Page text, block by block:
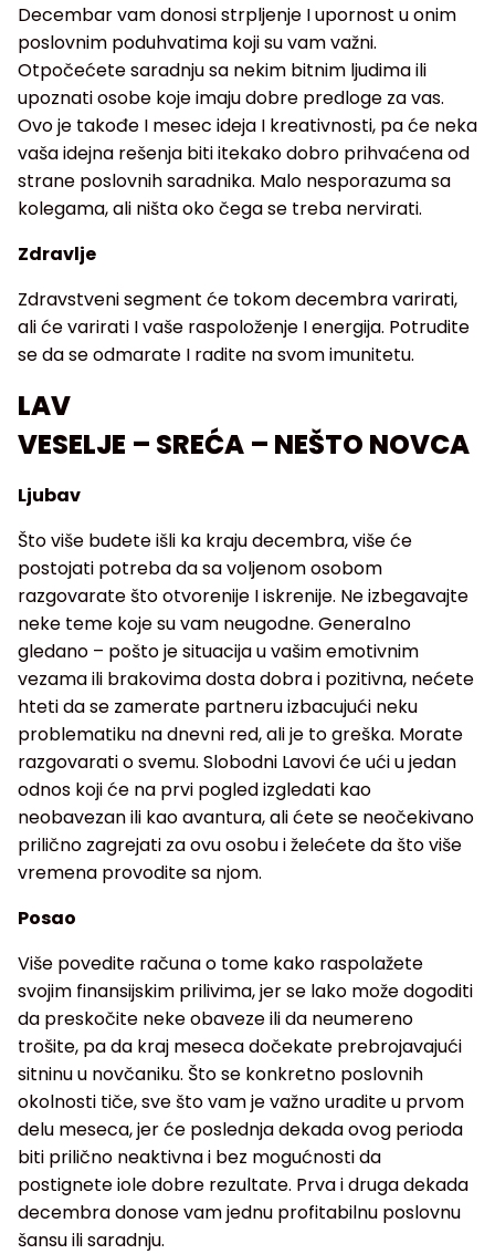
Decembar vam donosi strpljenje I upornost u onim
poslovnim poduhvatima koji su vam važni.
Otpočećete saradnju sa nekim bitnim ljudima ili
upoznati osobe koje imaju dobre predloge za vas.
Ovo je takođe I mesec ideja I kreativnosti, pa će neka
vaša idejna rešenja biti itekako dobro prihvaćena od
strane poslovnih saradnika. Malo nesporazuma sa
kolegama, ali ništa oko čega se treba nervirati.
Zdravlje
Zdravstveni segment će tokom decembra varirati,
ali će varirati I vaše raspoloženje I energija. Potrudite
se da se odmarate I radite na svom imunitetu.
LAV
VESELJE – SREĆA – NEŠTO NOVCA
Ljubav
Što više budete išli ka kraju decembra, više će
postojati potreba da sa voljenom osobom
razgovarate što otvorenije I iskrenije. Ne izbegavajte
neke teme koje su vam neugodne. Generalno
gledano – pošto je situacija u vašim emotivnim
vezama ili brakovima dosta dobra i pozitivna, nećete
hteti da se zamerate partneru izbacujući neku
problematiku na dnevni red, ali je to greška. Morate
razgovarati o svemu. Slobodni Lavovi će ući u jedan
odnos koji će na prvi pogled izgledati kao
neobavezan ili kao avantura, ali ćete se neočekivano
prilično zagrejati za ovu osobu i želećete da što više
vremena provodite sa njom.
Posao
Više povedite računa o tome kako raspolažete
svojim finansijskim prilivima, jer se lako može dogoditi
da preskočite neke obaveze ili da neumereno
trošite, pa da kraj meseca dočekate prebrojavajući
sitninu u novčaniku. Što se konkretno poslovnih
okolnosti tiče, sve što vam je važno uradite u prvom
delu meseca, jer će poslednja dekada ovog perioda
biti prilično neaktivna i bez mogućnosti da
postignete iole dobre rezultate. Prva i druga dekada
decembra donose vam jednu profitabilnu poslovnu
šansu ili saradnju.